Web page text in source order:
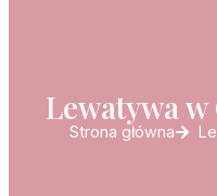
Lewatywa
Strona główna